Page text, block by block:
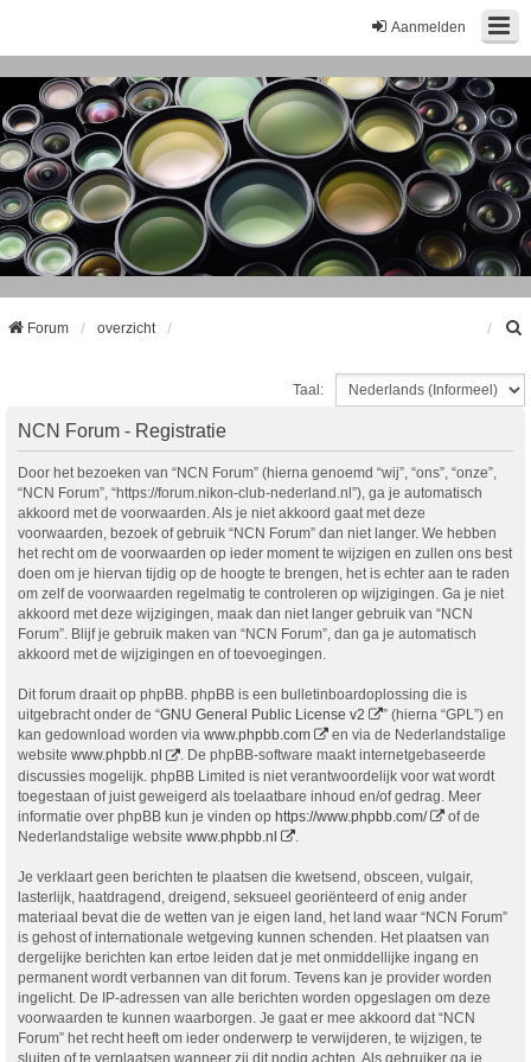
Aanmelden
Forum overzicht
Taal:
NCN Forum - Registratie
Door het bezoeken van “NCN Forum” (hierna genoemd “wij”, “ons”, “onze”,
“NCN Forum”, “https://forum.nikon-club-nederland.nl”), ga je automatisch
akkoord met de voorwaarden. Als je niet akkoord gaat met deze
voorwaarden, bezoek of gebruik “NCN Forum” dan niet langer. We hebben
het recht om de voorwaarden op ieder moment te wijzigen en zullen ons best
doen om je hiervan tijdig op de hoogte te brengen, het is echter aan te raden
om zelf de voorwaarden regelmatig te controleren op wijzigingen. Ga je niet
akkoord met deze wijzigingen, maak dan niet langer gebruik van “NCN
Forum”. Blijf je gebruik maken van “NCN Forum”, dan ga je automatisch
akkoord met de wijzigingen en of toevoegingen.
Dit forum draait op phpBB. phpBB is een bulletinboardoplossing die is
uitgebracht onder de “GNU General Public License v2
” (hierna “GPL”) en
kan gedownload worden via www.phpbb.com
en via de Nederlandstalige
website www.phpbb.nl
. De phpBB-software maakt internetgebaseerde
discussies mogelijk. phpBB Limited is niet verantwoordelijk voor wat wordt
toegestaan of juist geweigerd als toelaatbare inhoud en/of gedrag. Meer
informatie over phpBB kun je vinden op https://www.phpbb.com/
of de
Nederlandstalige website www.phpbb.nl .
Je verklaart geen berichten te plaatsen die kwetsend, obsceen, vulgair,
lasterlijk, haatdragend, dreigend, seksueel georiënteerd of enig ander
materiaal bevat die de wetten van je eigen land, het land waar “NCN Forum”
is gehost of internationale wetgeving kunnen schenden. Het plaatsen van
dergelijke berichten kan ertoe leiden dat je met onmiddellijke ingang en
permanent wordt verbannen van dit forum. Tevens kan je provider worden
ingelicht. De IP-adressen van alle berichten worden opgeslagen om deze
voorwaarden te kunnen waarborgen. Je gaat er mee akkoord dat “NCN
Forum” het recht heeft om ieder onderwerp te verwijderen, te wijzigen, te